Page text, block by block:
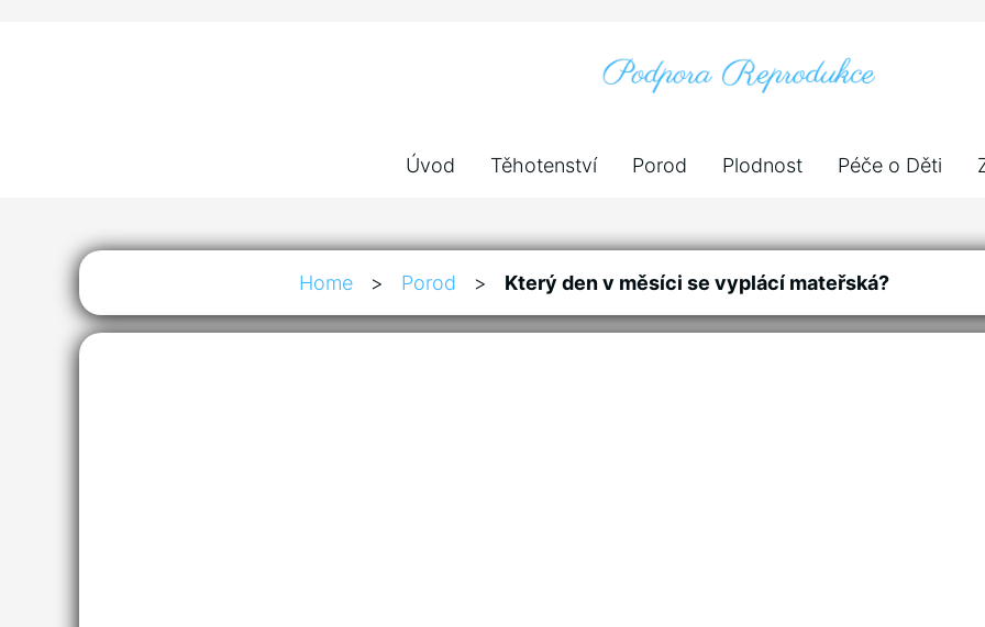
Úvod Těhotenství Porod Plodnost Péče o Děti
Home > Porod > Který den v měsíci se vyplácí mateřská?